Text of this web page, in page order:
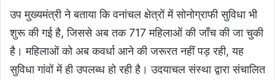
उप मुख्यमंत्री ने बताया कि वनांचल क्षेत्रों में सोनोग्राफी सुविधा भी
शुरू की गई है, जिससे अब तक 717 महिलाओं की जाँच की जा चुकी
है। महिलाओं को अब कवर्धा आने की जरूरत नहीं पड़ रही, यह
सुविधा गांवों में ही उपलब्ध हो रही है। उदयाचल संस्था द्वारा संचालित